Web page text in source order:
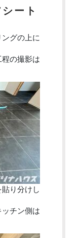
シート
グの上に
の撮影は
り分けし
チン側は